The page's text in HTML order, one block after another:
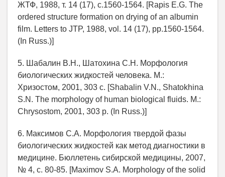
ЖТФ, 1988, т. 14 (17), c.1560-1564. [Rapis Е.G. The
ordered structure formation on drying of an albumin
film. Letters to JTP, 1988, vol. 14 (17), pp.1560-1564.
(In Russ.)]
5. Шабалин В.Н., Шатохина С.Н. Морфология
биологических жидкостей человека. М.:
Хризостом, 2001, 303 с. [Shabalin V.N., Shatokhina
S.N. The morphology of human biological fluids. М.:
Chrysostom, 2001, 303 p. (In Russ.)]
6. Максимов С.А. Морфология твердой фазы
биологических жидкостей как метод диагностики в
медицине. Бюллетень сибирской медицины, 2007,
№ 4, c. 80-85. [Maximov S.А. Morphology of the solid